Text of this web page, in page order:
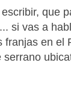
que
si vas a
franjas en el